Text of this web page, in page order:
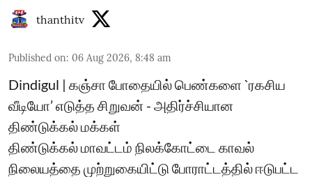
thanthitv
Published on: 06 Aug 2026, 8:48 am
Dindigul | கஞ்சா போதையில் பெண்களை `ரகசிய
வீடியோ’ எடுத்த சிறுவன் - அதிர்ச்சியான
திண்டுக்கல் மக்கள்
திண்டுக்கல் மாவட்டம் நிலக்கோட்டை காவல்
நிலையத்தை முற்றுகையிட்டு போராட்டத்தில் ஈடுபட்ட